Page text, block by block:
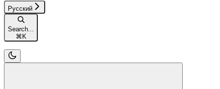
Русский
Search...
⌘ K